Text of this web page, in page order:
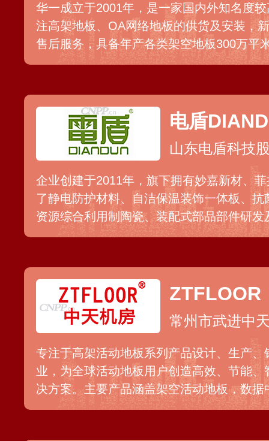
华一成立于2001年，是一家国内外知名度
注高架地板、OA网络地板的供货及安装，
售后服务，具备年产各类架空地板300万平
过ISO9001、ISO14001、LEED、CE、KS
电盾
山东电盾科技
企业创建于2011年，旗下拥有妙嘉新材、
了静电防护材料、自洁保温装饰一体板、
资源综合利用制陶瓷、装配式部品部件研
下静电防护材料研发板块有防静电瓷砖、
ZTFLOOR
常州市武进中
专注于高架活动地板系列产品设计、生产
业，为全球活动地板用户创造高效、节能
决方案。主要产品涵盖架空活动地板，数
统和地板电器电缆产品四大系统，已成为